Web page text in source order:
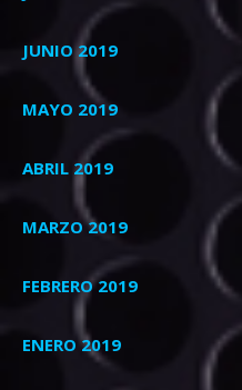
JUNIO 2019
MAYO 2019
ABRIL 2019
MARZO 2019
FEBRERO 2019
ENERO 2019